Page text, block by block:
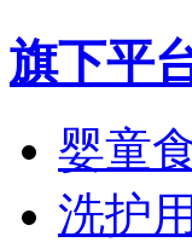
旗下平
婴童
洗护